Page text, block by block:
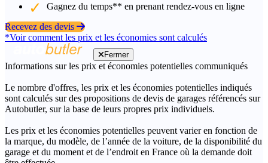
Gagnez du temps** en prenant rendez-vous en ligne
Recevez des devis
*Voir comment les prix et les économies sont calculés
Fermer
Informations sur les prix et économies potentielles communiqués
Le nombre d'offres, les prix et les économies potentielles indiqués
sont calculés sur des propositions de devis de garages référencés sur
Autobutler, sur la base de leurs propres prix individuels.
Les prix et les économies potentielles peuvent varier en fonction de
la marque, du modèle, de l’année de la voiture, de la disponibilité du
garage et du moment et de l’endroit en France où la demande doit